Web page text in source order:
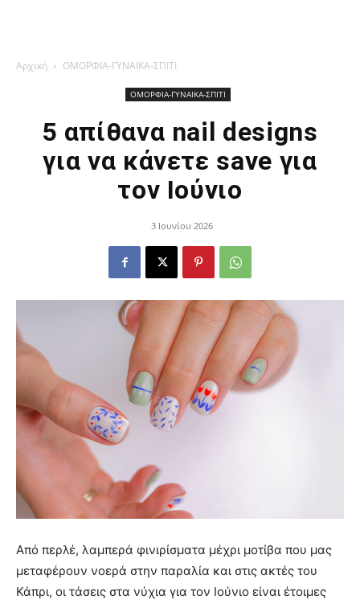
Αρχική ΟΜΟΡΦΙΑ-ΓΥΝΑΙΚΑ-ΣΠΙΤΙ
ΟΜΟΡΦΙΑ-ΓΥΝΑΙΚΑ-ΣΠΙΤΙ
5 απίθανα nail designs
για να κάνετε save για
τον Ιούνιο
3 Ιουνίου 2026
Από περλέ, λαμπερά φινιρίσματα μέχρι μοτίβα που μας
μεταφέρουν νοερά στην παραλία και στις ακτές του
Κάπρι, οι τάσεις στα νύχια για τον Ιούνιο είναι έτοιμες